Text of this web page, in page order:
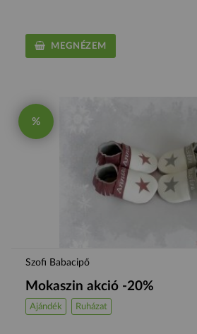
MEGNÉZEM
%
Szofi Babacipő
Mokaszin akció -20%
Ajándék Ruházat